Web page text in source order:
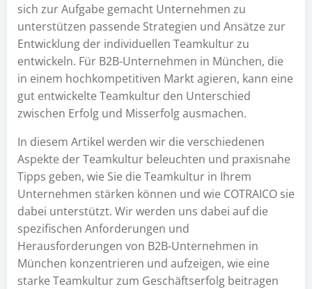
sich zur Aufgabe gemacht Unternehmen zu
unterstützen passende Strategien und Ansätze zur
Entwicklung der individuellen Teamkultur zu
entwickeln. Für B2B-Unternehmen in München, die
in einem hochkompetitiven Markt agieren, kann eine
gut entwickelte Teamkultur den Unterschied
zwischen Erfolg und Misserfolg ausmachen.
In diesem Artikel werden wir die verschiedenen
Aspekte der Teamkultur beleuchten und praxisnahe
Tipps geben, wie Sie die Teamkultur in Ihrem
Unternehmen stärken können und wie COTRAICO sie
dabei unterstützt. Wir werden uns dabei auf die
spezifischen Anforderungen und
Herausforderungen von B2B-Unternehmen in
München konzentrieren und aufzeigen, wie eine
starke Teamkultur zum Geschäftserfolg beitragen